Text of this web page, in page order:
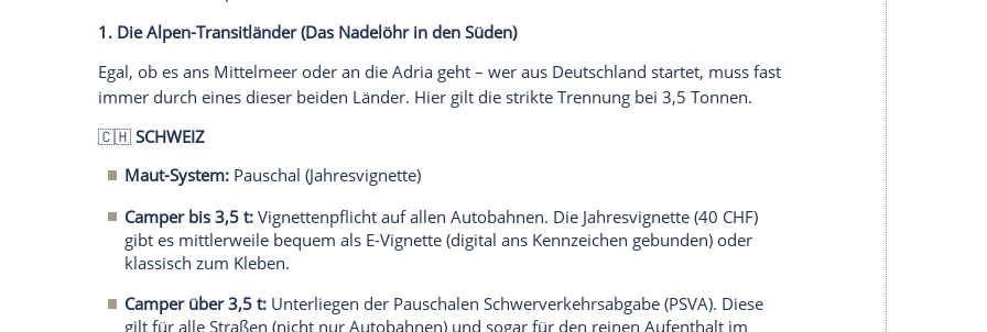
man kann ohne Stopp weiterfahren. Klappt das mal nicht, bekommt man Hilfe über die
Ruftaste am Terminal.
DieGewichtsklasse des Fahrzeugs ist ein entscheidender Faktor bei der Wahl der Mautbox.
Die Grenze liegt wie bei so vielen Dingen bei 3,5 Tonnen. Folgende Maut-Boxen sollten
CamperInnen kennen und unterscheiden:
Mautboxen für leichte Wohnmobile (bis 3,5 t und max. 3 m Höhe)
Mautboxen für schwere Wohnmobile (über 3,5 Tonnen) + Sonderlösungen
Wichtiger Tipp für Gelegenheitsfahrer:Wer nur einmal im Jahr in den Urlaub fährt, für den